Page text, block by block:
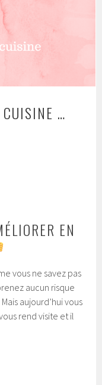
…
EN
vous ne savez pas
aucun risque
aujourd’hui vous
rend visite et il